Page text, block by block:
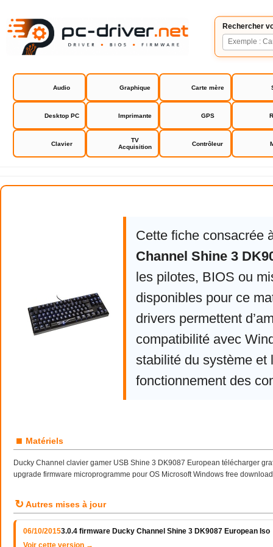
Rechercher
Audio Graphique Carte mère
Desktop PC Imprimante GPS
Clavier
TV
Acquisition
Contrôleur
Ducky Channel Shine 3 DK9087
Cette fiche consacrée
Channel Shine 3
les pilotes, BIOS ou
disponibles pour ce
drivers permettent
compatibilité avec
stabilité du système et
fonctionnement des
■ Matériels
Ducky Channel clavier gamer USB Shine 3 DK9087 European télécharger
upgrade firmware microprogramme pour OS Microsoft Windows free download
↻ Autres mises à jour
06/10/20153.0.4 firmware Ducky Channel Shine 3 DK9087 European Iso
Voir cette version →